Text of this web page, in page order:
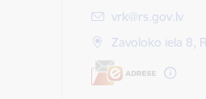
E-pasts:
vrk@rs.gov.lv
Zavoloko iela 8,